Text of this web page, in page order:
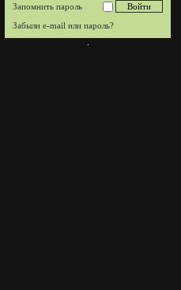
Запомнить пароль
Забыли e-mail или пароль?